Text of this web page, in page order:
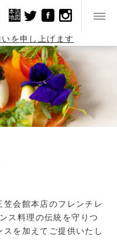
本店
地図
を申し上げます
会館本店のフレンチレ
ス料理の伝統を守りつ
を加えてご提供いたし